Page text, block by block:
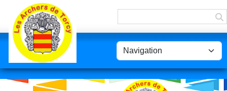
Panneau de gestion des cookies